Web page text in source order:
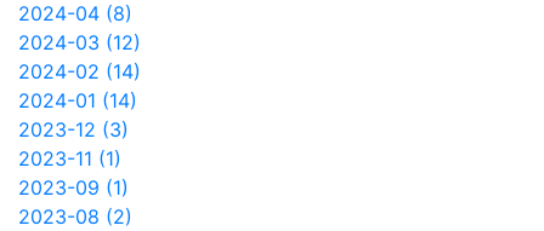
2024-04 (8)
2024-03 (12)
2024-02 (14)
2024-01 (14)
2023-12 (3)
2023-11 (1)
2023-09 (1)
2023-08 (2)